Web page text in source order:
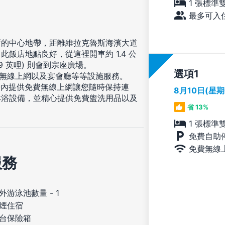
1 張標準
最多可入
選項
8月10日(星
省 13%
1 張標準
免費自助
免費無線
中心地帶，距離維拉克魯斯海濱大道
飯店地點良好，從這裡開車約 1.4 公
哩) 則會到宗座廣場。
上網以及宴會廳等等設施服務。
提供免費無線上網讓您隨時保持連
設備，並精心提供免費盥洗用品以及
游泳池數量 - 1
住宿
保險箱